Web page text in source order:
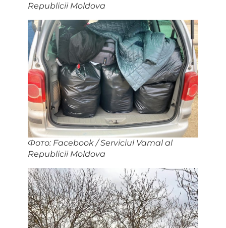
Republicii Moldova
Фото: Facebook / Serviciul Vamal al
Republicii Moldova